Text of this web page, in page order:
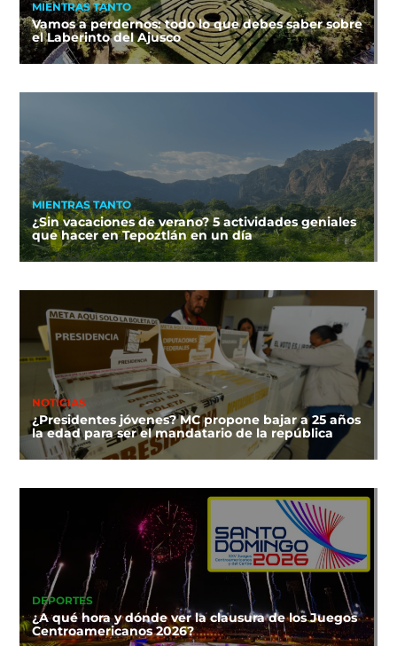
MIENTRAS TANTO
Vamos a perdernos: todo lo que debes saber sobre
el Laberinto del Ajusco
MIENTRAS TANTO
¿Sin vacaciones de verano? 5 actividades geniales
que hacer en Tepoztlán en un día
NOTICIAS
¿Presidentes jóvenes? MC propone bajar a 25 años
la edad para ser el mandatario de la república
DEPORTES
¿A qué hora y dónde ver la clausura de los Juegos
Centroamericanos 2026?